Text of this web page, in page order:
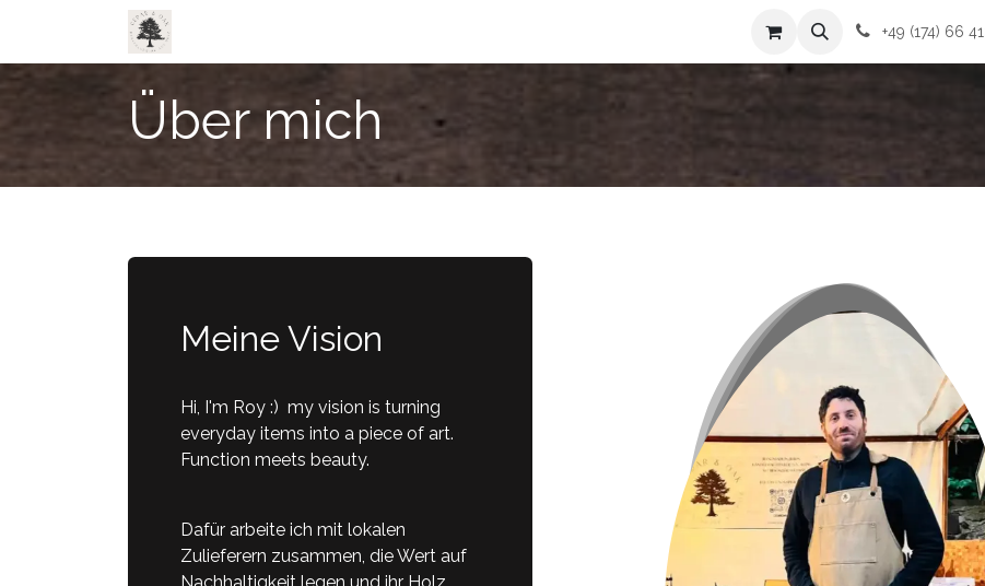
Zum Inhalt springen
+49 (174) 66
Über mich
Meine Vision
Hi, I'm Roy :) my vision is turning
everyday items into a piece of art.
Function meets beauty.
Dafür arbeite ich mit lokalen
Zulieferern zusammen, die Wert auf